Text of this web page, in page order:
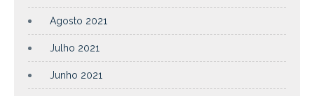
Agosto 2021
Julho 2021
Junho 2021